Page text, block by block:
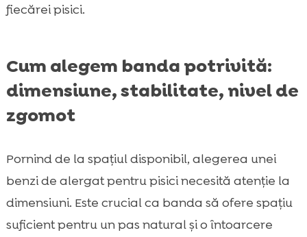
fiecărei pisici.
Cum alegem banda potrivită:
dimensiune, stabilitate, nivel de
zgomot
Pornind de la spațiul disponibil, alegerea unei
benzi de alergat pentru pisici necesită atenție la
dimensiuni. Este crucial ca banda să ofere spațiu
suficient pentru un pas natural și o întoarcere